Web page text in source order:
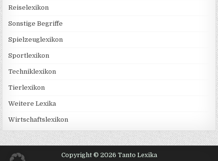
Reiselexikon
Sonstige Begriffe
Spielzeuglexikon
Sportlexikon
Techniklexikon
Tierlexikon
Weitere Lexika
Wirtschaftslexikon
Copyright © 2026 Tanto Lexika